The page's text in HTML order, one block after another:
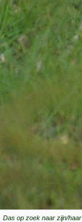
Das op zoek naar zijn/